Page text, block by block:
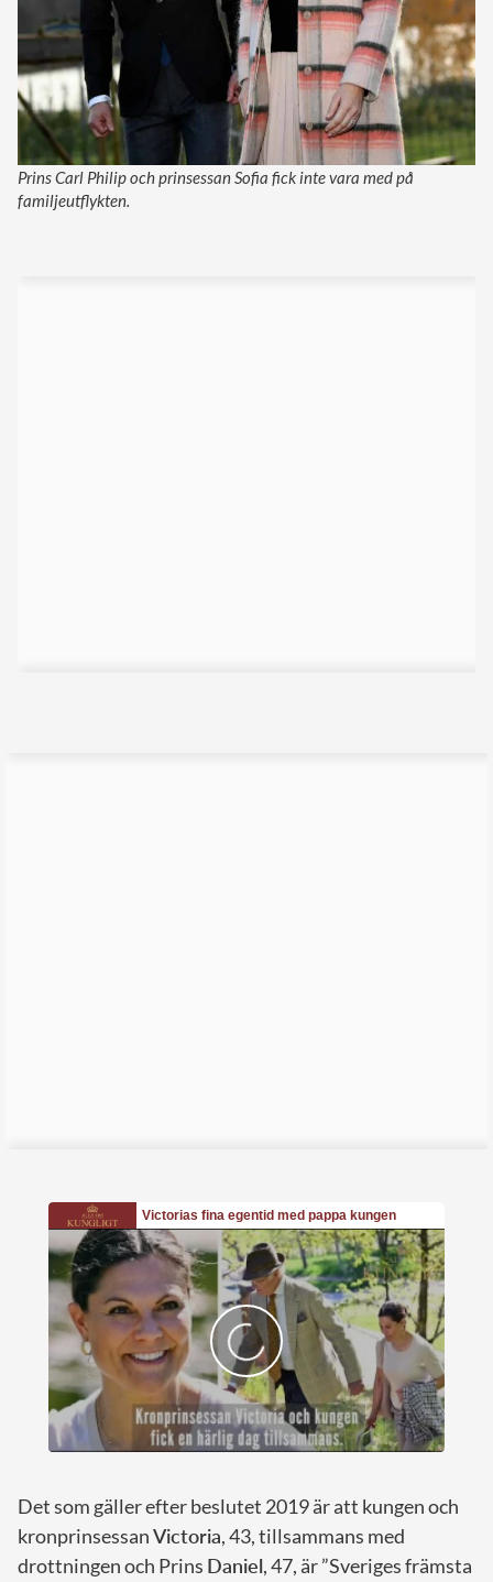
Prins Carl Philip och prinsessan Sofia fick inte vara med på
familjeutflykten.
Det som gäller efter beslutet 2019 är att kungen och
kronprinsessanVictoria, 43, tillsammans med
drottningen och Prins Daniel, 47, är ”Sveriges främsta